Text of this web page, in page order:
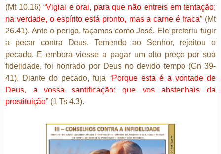
(Mt 10.16) “Vigiai e orai, para que não entreis em tentação;
na verdade, o espírito está pronto, mas a carne é fraca” (Mt
26.41). Ante o perigo, façamos como José. Ele preferiu fugir
a pecar contra Deus. Temendo ao Senhor, rejeitou o
pecado. E embora viesse a pagar um alto preço por sua
fidelidade, foi honrado por Deus no devido tempo (Gn 39-
41). Diante do pecado, fuja “Porque esta é a vontade de
Deus, a vossa santificação: que vos abstenhais da
prostituição” (1 Ts 4.3).